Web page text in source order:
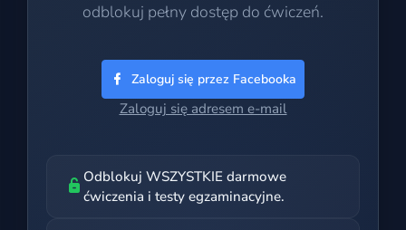
odblokuj pełny dostęp do ćwiczeń.
Zaloguj się przez Facebooka
Zaloguj się adresem e-mail
Odblokuj WSZYSTKIE darmowe
ćwiczenia i testy egzaminacyjne.